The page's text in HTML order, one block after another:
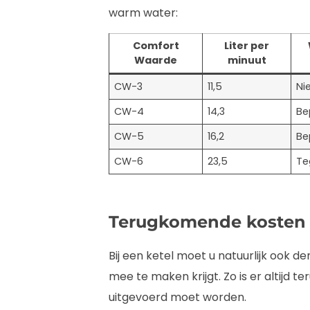
warm water:
Comfort
Waarde
Liter per
minuut
CW-3 11,5
CW-4
14,3
CW-5
16,2
CW-6
23,5
Terugkomende kosten
Bij een ketel moet u natuurlijk ook
mee te maken krijgt. Zo is er altijd
uitgevoerd moet worden.